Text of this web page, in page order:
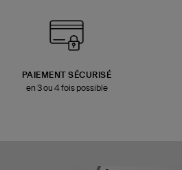
PAIEMENT SÉCURISÉ
en 3 ou 4 fois possible